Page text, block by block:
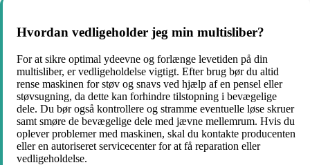
Hvordan vedligeholder jeg min multisliber?
For at sikre optimal ydeevne og forlænge levetiden på din
multisliber, er vedligeholdelse vigtigt. Efter brug bør du altid
rense maskinen for støv og snavs ved hjælp af en pensel eller
støvsugning, da dette kan forhindre tilstopning i bevægelige
dele. Du bør også kontrollere og stramme eventuelle løse skruer
samt smøre de bevægelige dele med jævne mellemrum. Hvis du
oplever problemer med maskinen, skal du kontakte producenten
eller en autoriseret servicecenter for at få reparation eller
vedligeholdelse.